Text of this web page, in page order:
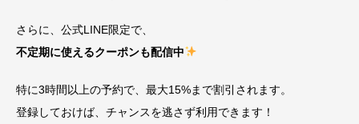
さらに、公式LINE限定で、
不定期に使えるクーポンも配信中
特に3時間以上の予約で、最大15%まで割引されます。
登録しておけば、チャンスを逃さず利用できます！